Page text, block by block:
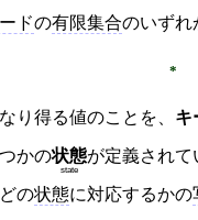
ドの有限集合のいずれ
り得る値のことを、 キ
かの状態
state
が定義されて
の状態に対応するかの